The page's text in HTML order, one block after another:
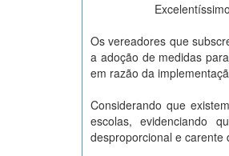
Os vereadores que
a adoção de medidas
em razão da
Considerando que
escolas, evidenciando
desproporcional e carente